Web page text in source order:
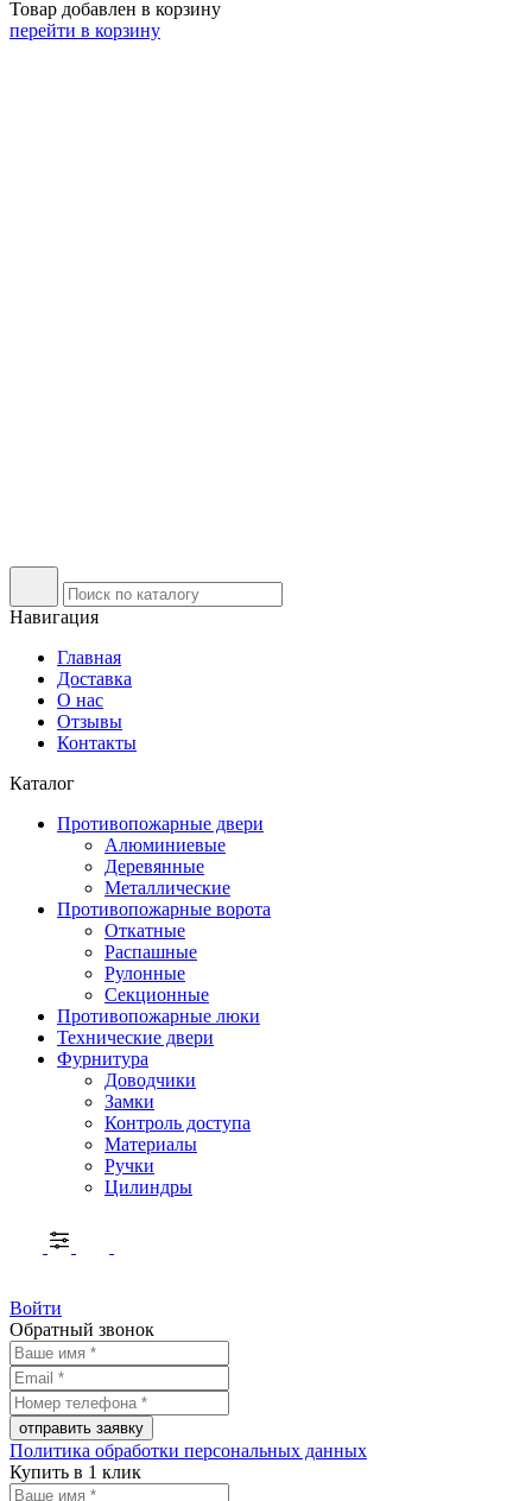
Товар добавлен в корзину
перейти в корзину
Навигация
Главная
Доставка
О нас
Отзывы
Контакты
Каталог
Противопожарные двери
Алюминиевые
Деревянные
Металлические
Противопожарные ворота
Откатные
Распашные
Рулонные
Секционные
Противопожарные люки
Технические двери
Фурнитура
Доводчики
Замки
Контроль доступа
Материалы
Ручки
Цилиндры
Войти
Обратный звонок
Политика обработки персональных данных
Купить в 1 клик